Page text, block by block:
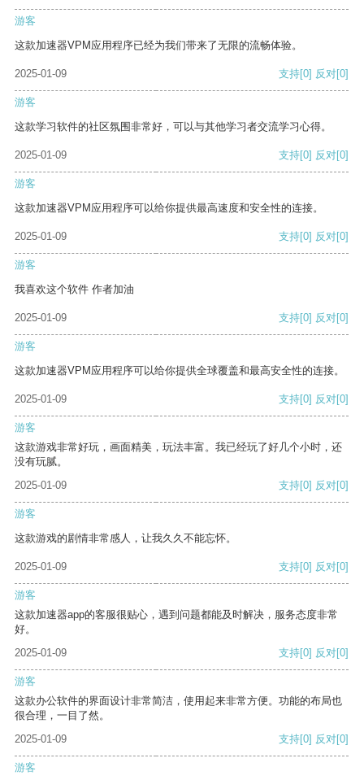
游客
这款加速器VPM应用程序已经为我们带来了无限的流畅体验。
2025-01-09 支持[0] 反对[0]
游客
这款学习软件的社区氛围非常好，可以与其他学习者交流学习心得。
2025-01-09 支持[0] 反对[0]
游客
这款加速器VPM应用程序可以给你提供最高速度和安全性的连接。
2025-01-09 支持[0] 反对[0]
游客
我喜欢这个软件 作者加油
2025-01-09 支持[0] 反对[0]
游客
这款加速器VPM应用程序可以给你提供全球覆盖和最高安全性的连接。
2025-01-09 支持[0] 反对[0]
游客
这款游戏非常好玩，画面精美，玩法丰富。我已经玩了好几个小时，还
没有玩腻。
2025-01-09
支持[0] 反对[0]
游客
这款游戏的剧情非常感人，让我久久不能忘怀。
2025-01-09 支持[0] 反对[0]
游客
这款加速器app的客服很贴心，遇到问题都能及时解决，服务态度非常
好。
2025-01-09
支持[0] 反对[0]
游客
这款办公软件的界面设计非常简洁，使用起来非常方便。功能的布局也
很合理，一目了然。
2025-01-09
支持[0] 反对[0]
游客